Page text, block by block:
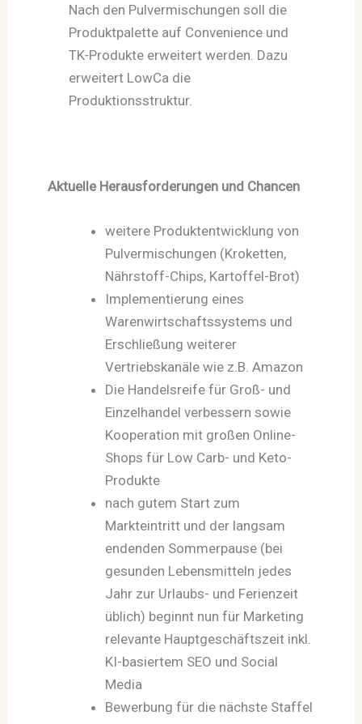
Nach den Pulvermischungen soll die
Produktpalette auf Convenience und
TK-Produkte erweitert werden. Dazu
erweitert LowCa die
Produktionsstruktur.
Aktuelle Herausforderungen und Chancen
weitere Produktentwicklung von
Pulvermischungen (Kroketten,
Nährstoff-Chips, Kartoffel-Brot)
Implementierung eines
Warenwirtschaftssystems und
Erschließung weiterer
Vertriebskanäle wie z.B. Amazon
Die Handelsreife für Groß- und
Einzelhandel verbessern sowie
Kooperation mit großen Online-
Shops für Low Carb- und Keto-
Produkte
nach gutem Start zum
Markteintritt und der langsam
endenden Sommerpause (bei
gesunden Lebensmitteln jedes
Jahr zur Urlaubs- und Ferienzeit
üblich) beginnt nun für Marketing
relevante Hauptgeschäftszeit inkl.
KI-basiertem SEO und Social
Media
Bewerbung für die nächste Staffel